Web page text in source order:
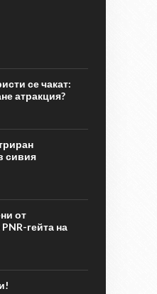
се чакат:
атракция?
сивия
от
гейта на